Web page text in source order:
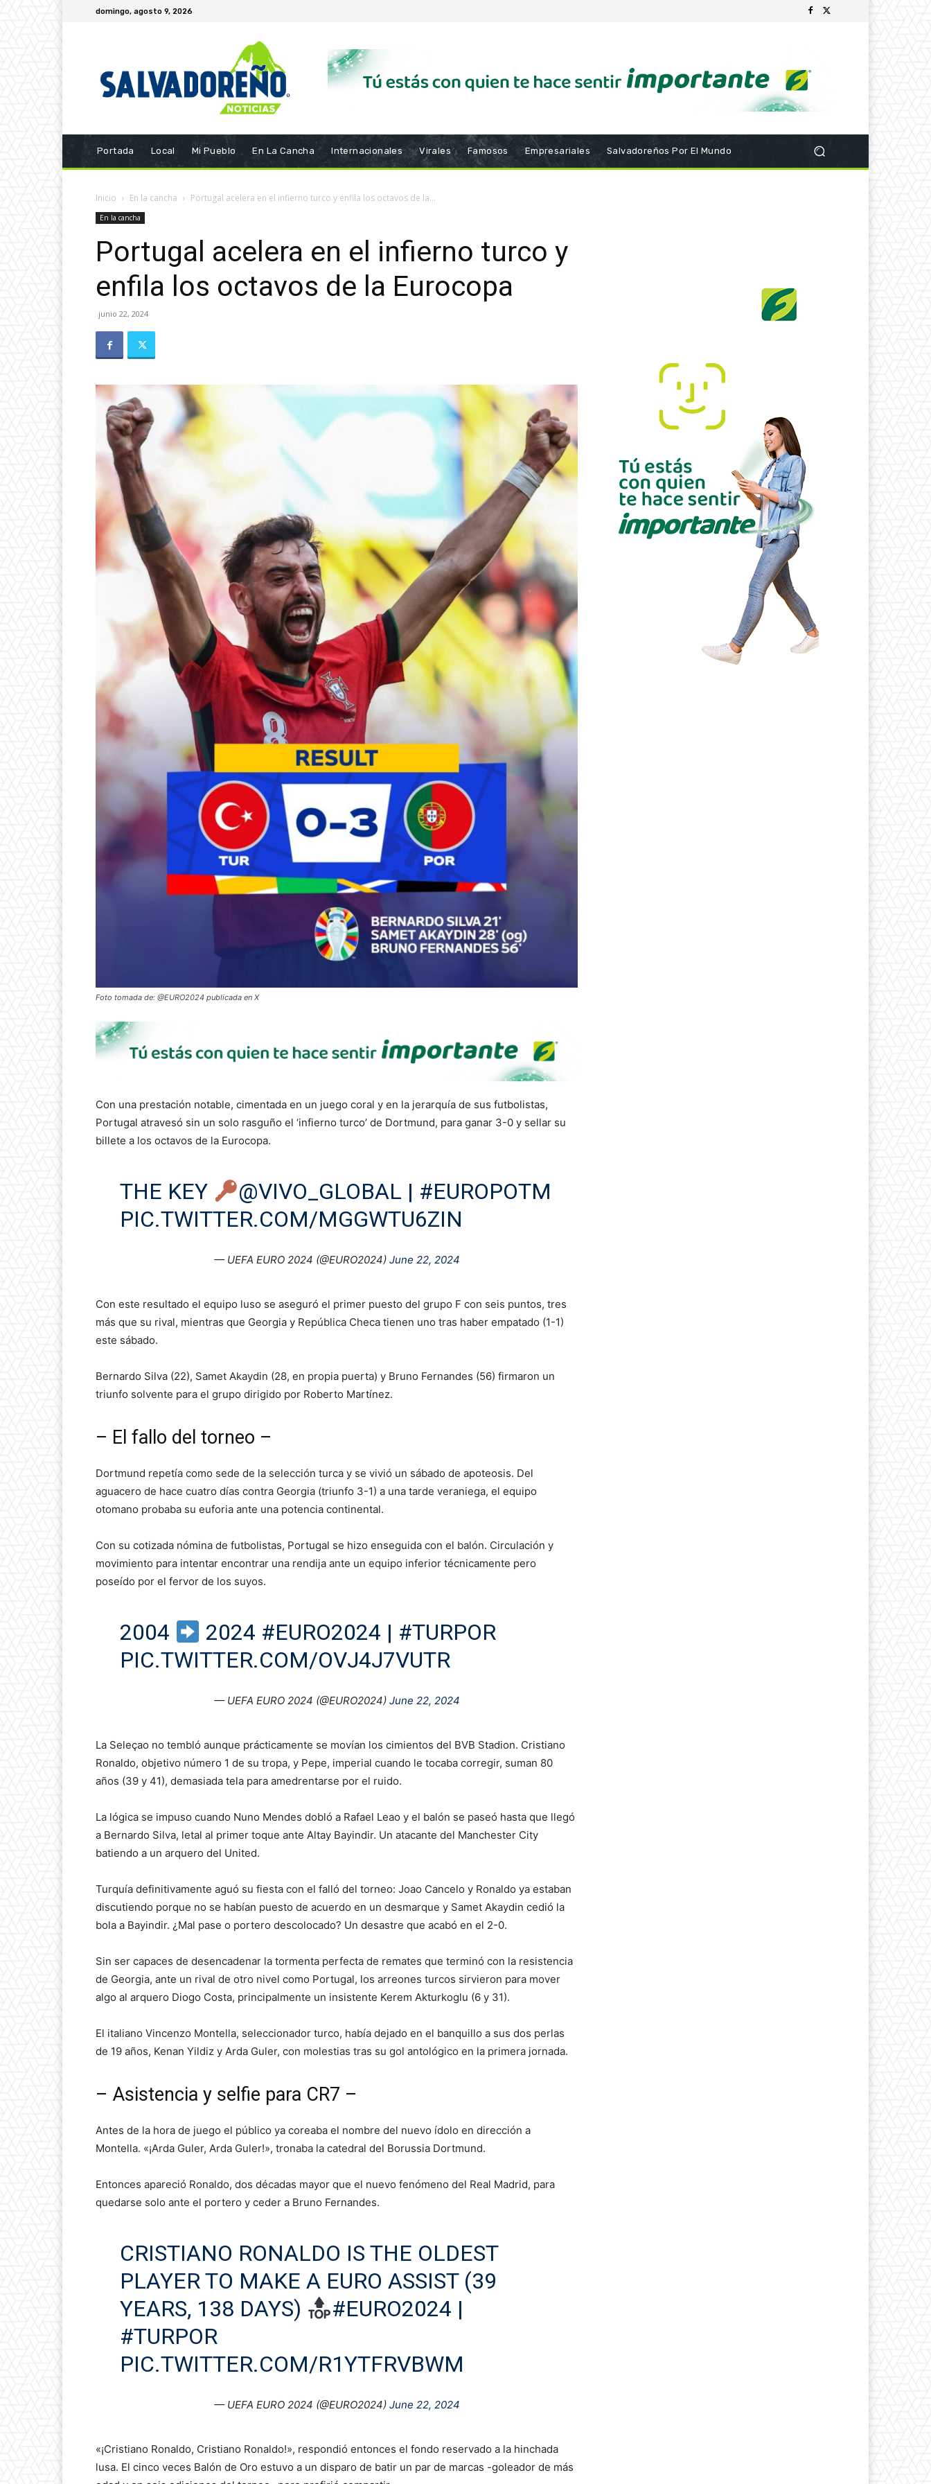
domingo, agosto 9, 2026
Portada Local Mi Pueblo En La Cancha Internacionales Virales Famosos Empresariales Salvadoreños Por El Mundo
Inicio En la cancha Portugal acelera en el infierno turco y enfila los octavos de la...
En la cancha
Portugal acelera en el infierno turco y
enfila los octavos de la Eurocopa
junio 22, 2024
Foto tomada de: @EURO2024 publicada en X
Con una prestación notable, cimentada en un juego coral y en la jerarquía de sus futbolistas,
Portugal atravesó sin un solo rasguño el ‘infierno turco’ de Dortmund, para ganar 3-0 y sellar su
billete a los octavos de la Eurocopa.
THE KEY @VIVO_GLOBAL | #EUROPOTM
PIC.TWITTER.COM/MGGWTU6ZIN
— UEFA EURO 2024 (@EURO2024) June 22, 2024
Con este resultado el equipo luso se aseguró el primer puesto del grupo F con seis puntos, tres
más que su rival, mientras que Georgia y República Checa tienen uno tras haber empatado (1-1)
este sábado.
Bernardo Silva (22), Samet Akaydin (28, en propia puerta) y Bruno Fernandes (56) firmaron un
triunfo solvente para el grupo dirigido por Roberto Martínez.
– El fallo del torneo –
Dortmund repetía como sede de la selección turca y se vivió un sábado de apoteosis. Del
aguacero de hace cuatro días contra Georgia (triunfo 3-1) a una tarde veraniega, el equipo
otomano probaba su euforia ante una potencia continental.
Con su cotizada nómina de futbolistas, Portugal se hizo enseguida con el balón. Circulación y
movimiento para intentar encontrar una rendija ante un equipo inferior técnicamente pero
poseído por el fervor de los suyos.
2004 2024 #EURO2024 | #TURPOR
PIC.TWITTER.COM/OVJ4J7VUTR
— UEFA EURO 2024 (@EURO2024) June 22, 2024
La Seleçao no tembló aunque prácticamente se movían los cimientos del BVB Stadion. Cristiano
Ronaldo, objetivo número 1 de su tropa, y Pepe, imperial cuando le tocaba corregir, suman 80
años (39 y 41), demasiada tela para amedrentarse por el ruido.
La lógica se impuso cuando Nuno Mendes dobló a Rafael Leao y el balón se paseó hasta que llegó
a Bernardo Silva, letal al primer toque ante Altay Bayindir. Un atacante del Manchester City
batiendo a un arquero del United.
Turquía definitivamente aguó su fiesta con el falló del torneo: Joao Cancelo y Ronaldo ya estaban
discutiendo porque no se habían puesto de acuerdo en un desmarque y Samet Akaydin cedió la
bola a Bayindir. ¿Mal pase o portero descolocado? Un desastre que acabó en el 2-0.
Sin ser capaces de desencadenar la tormenta perfecta de remates que terminó con la resistencia
de Georgia, ante un rival de otro nivel como Portugal, los arreones turcos sirvieron para mover
algo al arquero Diogo Costa, principalmente un insistente Kerem Akturkoglu (6 y 31).
El italiano Vincenzo Montella, seleccionador turco, había dejado en el banquillo a sus dos perlas
de 19 años, Kenan Yildiz y Arda Guler, con molestias tras su gol antológico en la primera jornada.
– Asistencia y selfie para CR7 –
Antes de la hora de juego el público ya coreaba el nombre del nuevo ídolo en dirección a
Montella. «¡Arda Guler, Arda Guler!», tronaba la catedral del Borussia Dortmund.
Entonces apareció Ronaldo, dos décadas mayor que el nuevo fenómeno del Real Madrid, para
quedarse solo ante el portero y ceder a Bruno Fernandes.
CRISTIANO RONALDO IS THE OLDEST
PLAYER TO MAKE A EURO ASSIST (39
YEARS, 138 DAYS)
#EURO2024 |
#TURPOR
PIC.TWITTER.COM/R1YTFRVBWM
— UEFA EURO 2024 (@EURO2024) June 22, 2024
«¡Cristiano Ronaldo, Cristiano Ronaldo!», respondió entonces el fondo reservado a la hinchada
lusa. El cinco veces Balón de Oro estuvo a un disparo de batir un par de marcas -goleador de más